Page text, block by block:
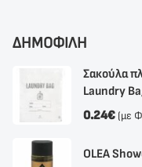
ΔΗΜΟΦΙΛΗ
Σακούλα
Laundry
0.24€ (με
OLEA